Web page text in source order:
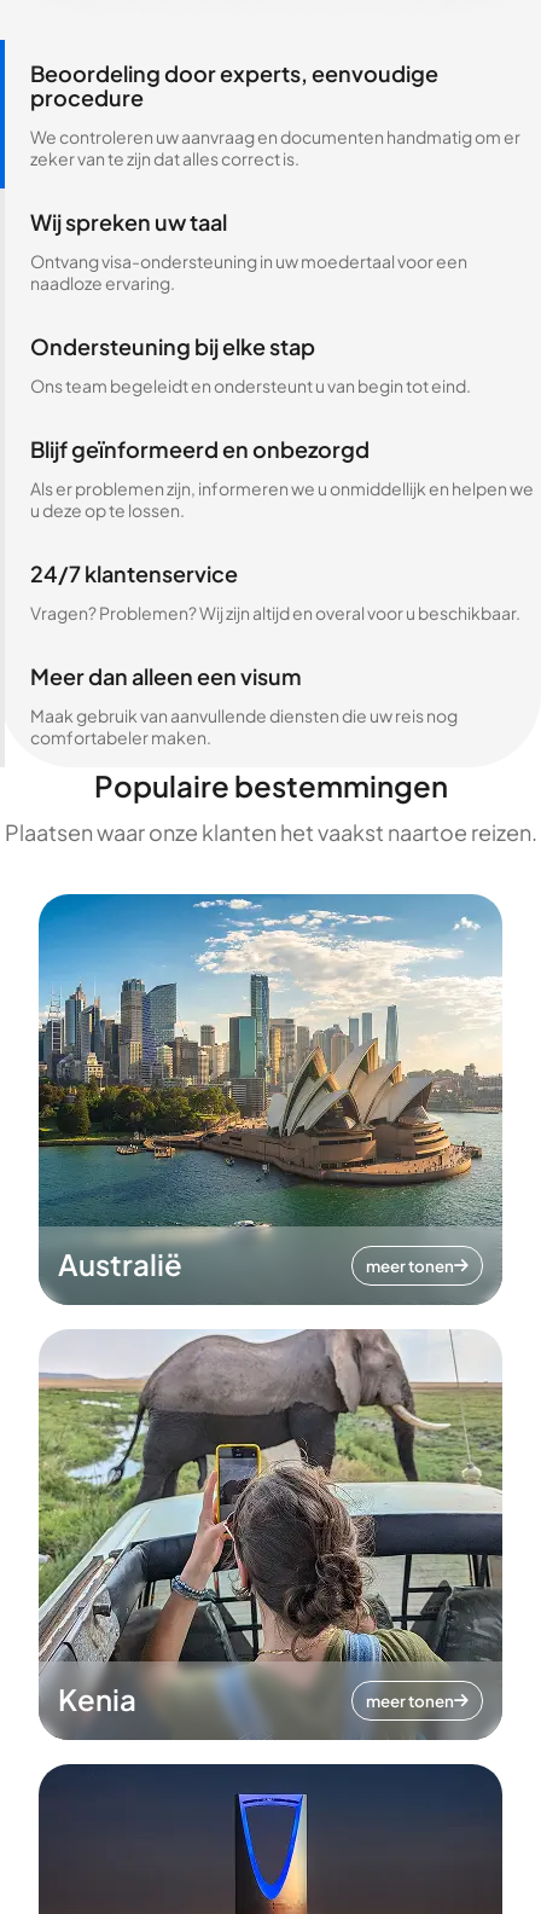
Beoordeling door experts, eenvoudige
procedure
We controleren uw aanvraag en documenten handmatig om er
zeker van te zijn dat alles correct is.
Wij spreken uw taal
Ontvang visa-ondersteuning in uw moedertaal voor een
naadloze ervaring.
Ondersteuning bij elke stap
Ons team begeleidt en ondersteunt u van begin tot eind.
Blijf geïnformeerd en onbezorgd
Als er problemen zijn, informeren we u onmiddellijk en helpen we
u deze op te lossen.
24/7 klantenservice
Vragen? Problemen? Wij zijn altijd en overal voor u beschikbaar.
Meer dan alleen een visum
Maak gebruik van aanvullende diensten die uw reis nog
comfortabeler maken.
Populaire bestemmingen
Plaatsen waar onze klanten het vaakst naartoe reizen.
Australië meer tonen
Kenia meer tonen